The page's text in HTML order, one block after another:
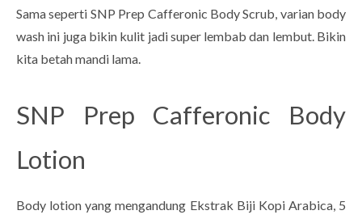
Sama seperti SNP Prep Cafferonic Body Scrub, varian body
wash ini juga bikin kulit jadi super lembab dan lembut. Bikin
kita betah mandi lama.
SNP Prep Cafferonic Body
Lotion
Body lotion yang mengandung Ekstrak Biji Kopi Arabica, 5